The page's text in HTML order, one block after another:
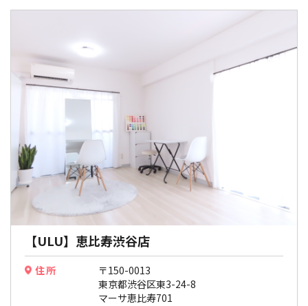
【ULU】恵比寿渋谷店
住所
〒150-0013
東京都渋谷区東3-24-8
マーサ恵比寿701